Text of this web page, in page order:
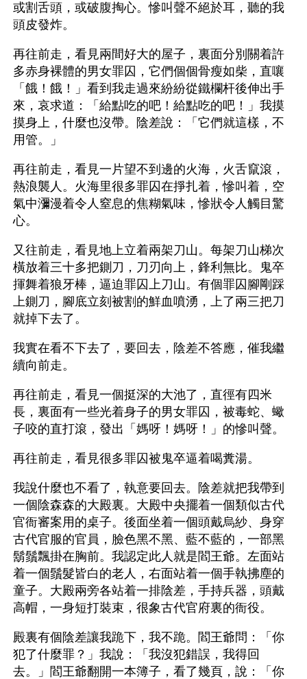
或割舌頭，或破腹掏心。慘叫聲不絕於耳，聽的我
頭皮發炸。
再往前走，看見兩間好大的屋子，裏面分別關着許
多赤身裸體的男女罪囚，它們個個骨瘦如柴，直嚷
「餓！餓！」看到我走過來紛紛從鐵欄杆後伸出手
來，哀求道：「給點吃的吧！給點吃的吧！」我摸
摸身上，什麼也沒帶。陰差說：「它們就這樣，不
用管。」
再往前走，看見一片望不到邊的火海，火舌竄滾，
熱浪襲人。火海里很多罪囚在掙扎着，慘叫着，空
氣中瀰漫着令人窒息的焦糊氣味，慘狀令人觸目驚
心。
又往前走，看見地上立着兩架刀山。每架刀山梯次
橫放着三十多把鍘刀，刀刃向上，鋒利無比。鬼卒
揮舞着狼牙棒，逼迫罪囚上刀山。有個罪囚腳剛踩
上鍘刀，腳底立刻被割的鮮血噴湧，上了兩三把刀
就掉下去了。
我實在看不下去了，要回去，陰差不答應，催我繼
續向前走。
再往前走，看見一個挺深的大池了，直徑有四米
長，裏面有一些光着身子的男女罪囚，被毒蛇、蠍
子咬的直打滾，發出「媽呀！媽呀！」的慘叫聲。
再往前走，看見很多罪囚被鬼卒逼着喝糞湯。
我說什麼也不看了，執意要回去。陰差就把我帶到
一個陰森森的大殿裏。大殿中央擺着一個類似古代
官衙審案用的桌子。後面坐着一個頭戴烏紗、身穿
古代官服的官員，臉色黑不黑、藍不藍的，一部黑
鬍鬚飄掛在胸前。我認定此人就是閻王爺。左面站
着一個鬚髮皆白的老人，右面站着一個手執拂塵的
童子。大殿兩旁各站着一排陰差，手持兵器，頭戴
高帽，一身短打裝束，很象古代官府裏的衙役。
殿裏有個陰差讓我跪下，我不跪。閻王爺問：「你
犯了什麼罪？」我說：「我沒犯錯誤，我得回
去。」閻王爺翻開一本簿子，看了幾頁，說：「你